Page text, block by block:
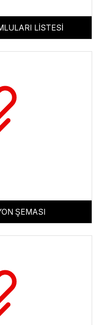
LİSTESİ
ŞEMASI